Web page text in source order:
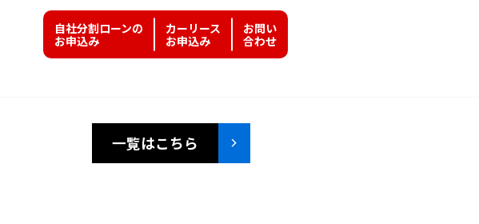
自社分割ローンの
お申込み
カーリース
お申込み
お問い
合わせ
一覧はこちら